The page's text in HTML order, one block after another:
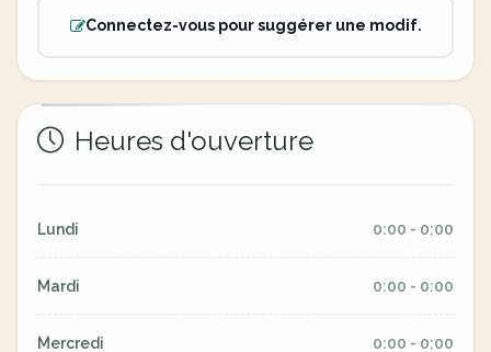
Connectez-vous pour suggérer une modif.
Heures d'ouverture
Lundi 0:00 - 0:00
Mardi 0:00 - 0:00
Mercredi 0:00 - 0:00